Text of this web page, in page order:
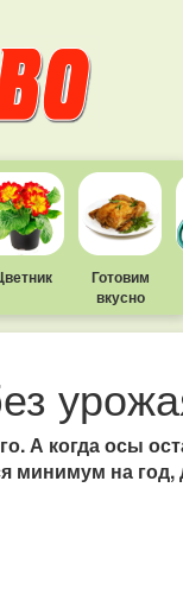
Готовим
вкусно
А когда осы
минимум на